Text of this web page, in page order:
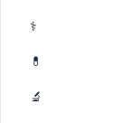
⚕️
💊
🔬